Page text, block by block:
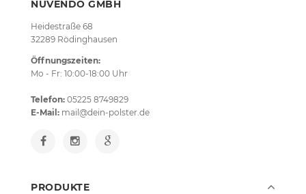
NUVENDO GMBH
Heidestraße 68
32289 Rödinghausen
Öffnungszeiten:
Mo - Fr: 10:00-18:00 Uhr
Telefon: 05225 8749829
E-Mail: mail@dein-polster.de
PRODUKTE